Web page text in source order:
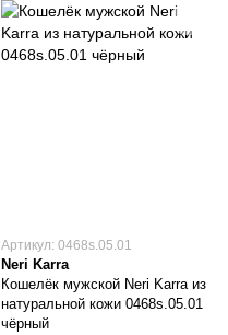
Артикул: 0468s.05.01
Neri Karra
Кошелёк мужской Neri Karra из
натуральной кожи 0468s.05.01
чёрный